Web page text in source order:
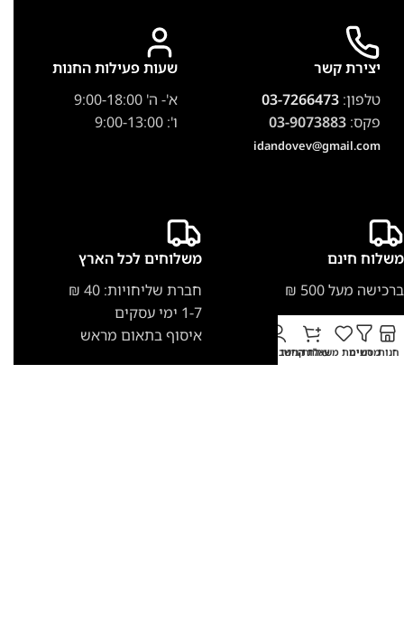
יצירת קשר
טלפון:03-7266473
פקס:03-9073883
idandovev@gmail.com
שעות פעילות החנות
א'- ה' 9:00-18:00
ו': 9:00-13:00
משלוח חינם
ברכישה מעל 500 ₪
משלוחים לכל הארץ
חברת שליחויות: 40 ₪
1-7 ימי עסקים
איסוף בתאום מראש
חנותמסננים
רשימת משאלות
עגלת קניותהחשבון שלי